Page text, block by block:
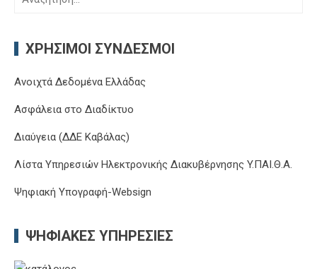
ΧΡΉΣΙΜΟΙ ΣΎΝΔΕΣΜΟΙ
Ανοιχτά Δεδομένα Ελλάδας
Ασφάλεια στο Διαδίκτυο
Διαύγεια (ΔΔΕ Καβάλας)
Λίστα Υπηρεσιών Ηλεκτρονικής Διακυβέρνησης Y.ΠΑΙ.Θ.Α.
Ψηφιακή Υπογραφή-Websign
ΨΗΦΙΑΚΈΣ ΥΠΗΡΕΣΊΕΣ